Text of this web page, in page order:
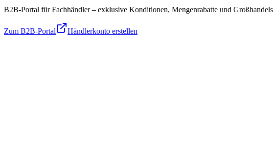
B2B-Portal für Fachhändler – exklusive Konditionen, Mengenrabatte und
Zum B2B-Portal Händlerkonto erstellen